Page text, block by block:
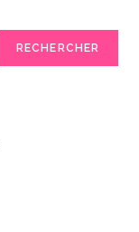
RECHERCHER